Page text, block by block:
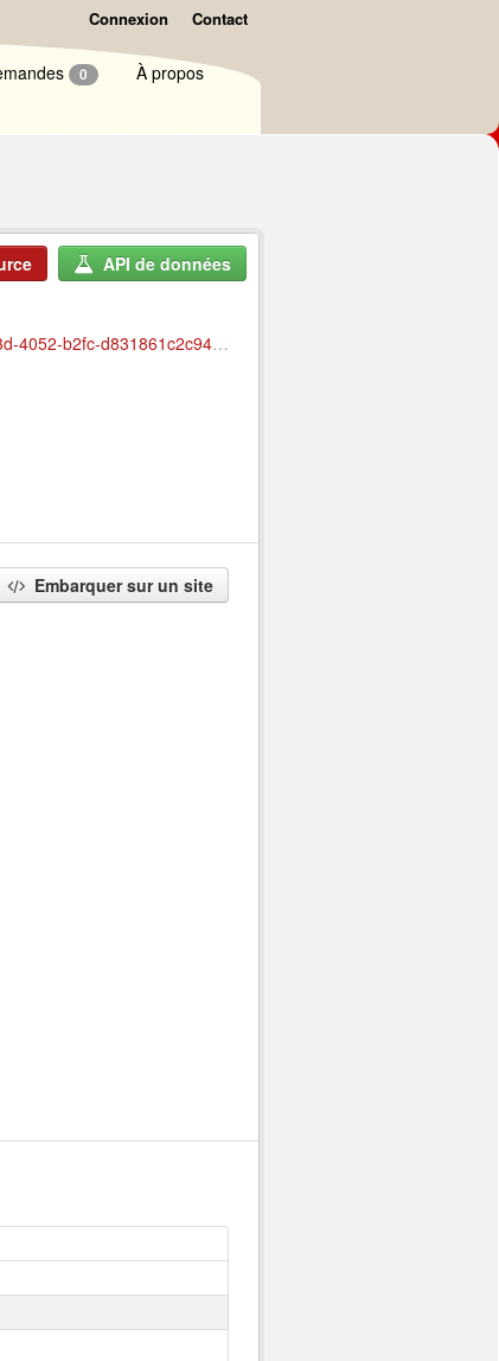
Connexion Contact
0 À propos
API de données
achat-copies-films-etrangers.csv
Embarquer sur un site